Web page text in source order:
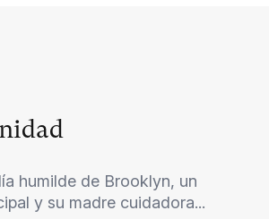
humilde de Brooklyn, un
y su madre cuidadora...